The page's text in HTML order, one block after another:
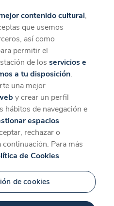
desde la App
Descargar
contenido cultural,
que usemos
así como
permitir el
de losservicios e
a tu disposición.
una mejor
y crear un perfil
hábitos de navegación e
espacios
rechazar o
Para más
de Cookies
de cookies